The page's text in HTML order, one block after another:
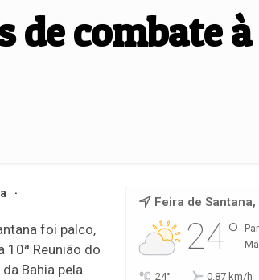
de combate à
foi palco,
10ª Reunião do
Bahia pela
Feira de Santana,
24°
24° 0.87 km/h